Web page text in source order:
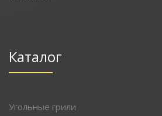
Каталог
Угольные грили